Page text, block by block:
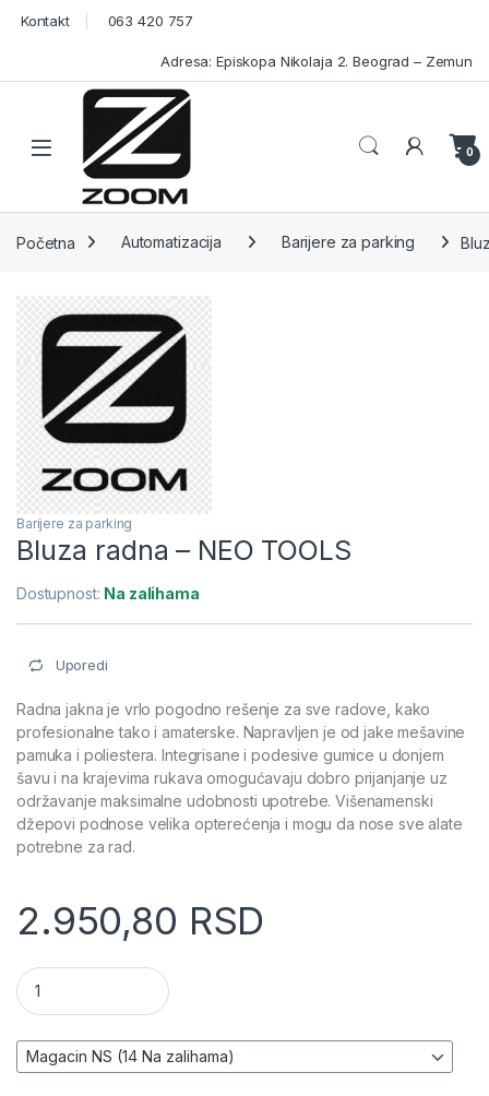
Skip to navigation
Skip to content
Kontakt 063 420 757
Adresa: Episkopa Nikolaja 2. Beograd – Zemun
Open 0
Početna Automatizacija Barijere za parking
Barijere za parking
Bluza radna – NEO TOOLS
Dostupnost: Na zalihama
Uporedi
Radna jakna je vrlo pogodno rešenje za sve radove, kako
profesionalne tako i amaterske. Napravljen je od jake mešavine
pamuka i poliestera. Integrisane i podesive gumice u donjem
šavu i na krajevima rukava omogućavaju dobro prijanjanje uz
održavanje maksimalne udobnosti upotrebe. Višenamenski
džepovi podnose velika opterećenja i mogu da nose sve alate
potrebne za rad.
2.950,80 RSD
Bluza radna - NEO TOOLS količina